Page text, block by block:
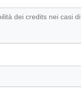
dei credits nei casi